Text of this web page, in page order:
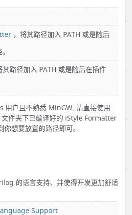
，将其路径加入 PATH 或是随后
其路径加入 PATH 或是随后在插件
用户且不熟悉 MinGW, 请直接使用
件夹下已编译好的 iStyle Formatter
想要放置的路径即可。
的语言支持、并使得开发更加舒适
Support